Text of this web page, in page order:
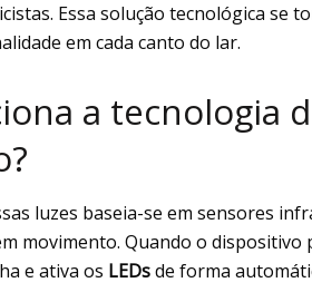
Essa solução tecnológica se
em cada canto do lar.
a tecnologia
luzes baseia-se em sensores
movimento. Quando o dispositivo
e ativa os LEDsde forma